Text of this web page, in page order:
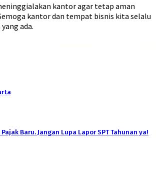
kantor agar tetap aman
kantor dan tempat bisnis kita selalu
ada.
Baru. Jangan Lupa Lapor SPT Tahunan ya!